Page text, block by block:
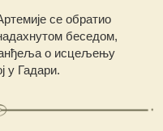
се обратио
беседом,
о исцељењу
у Гадари.